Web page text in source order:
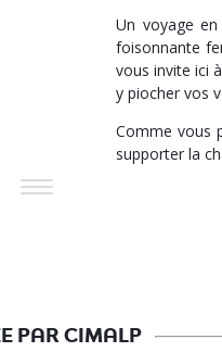
Un voyage
foisonnante
vous invite ici
y piocher vos
Comme vous
supporter la
PAR CIMALP